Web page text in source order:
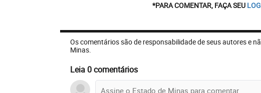
*PARA COMENTAR, FAÇA SEU
Os comentários são de responsabilidade de seus autores e
Minas.
Leia 0 comentários